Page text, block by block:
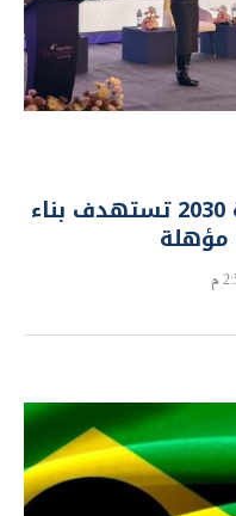
وزارة الاتصالات: استراتيجية 2030 تستهدف بناء
مؤهلة